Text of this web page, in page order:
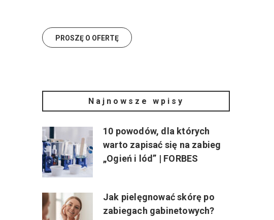
Najnowsze wpisy
10 powodów, dla których
warto zapisać się na zabieg
„Ogień i lód” | FORBES
Jak pielęgnować skórę po
zabiegach gabinetowych?